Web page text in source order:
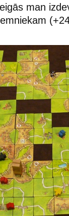
man